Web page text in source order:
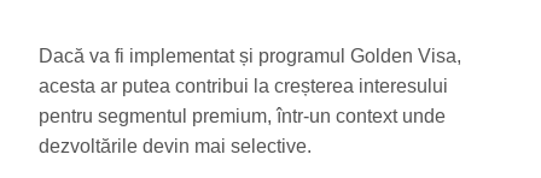
Dacă va fi implementat și programul Golden Visa,
acesta ar putea contribui la creșterea interesului
pentru segmentul premium, într-un context unde
dezvoltările devin mai selective.